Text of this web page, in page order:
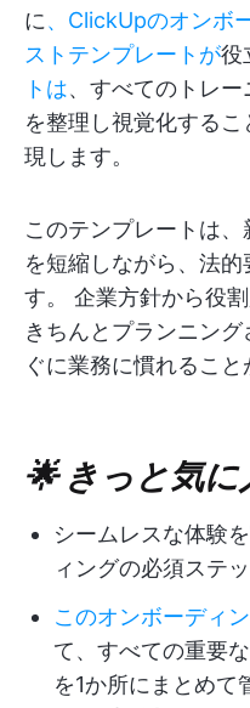
に、ClickUpのオンボ
ストテンプレートが役
トは、すべてのトレ
を整理し視覚化する
現します。
このテンプレートは
を短縮しながら、法
す。 企業方針から役
きちんとプランニン
ぐに業務に慣れること
🌟 きっと気
シームレスな体験
ィングの必須ステ
このオンボーディ
て、すべての重要
を1か所にまとめて